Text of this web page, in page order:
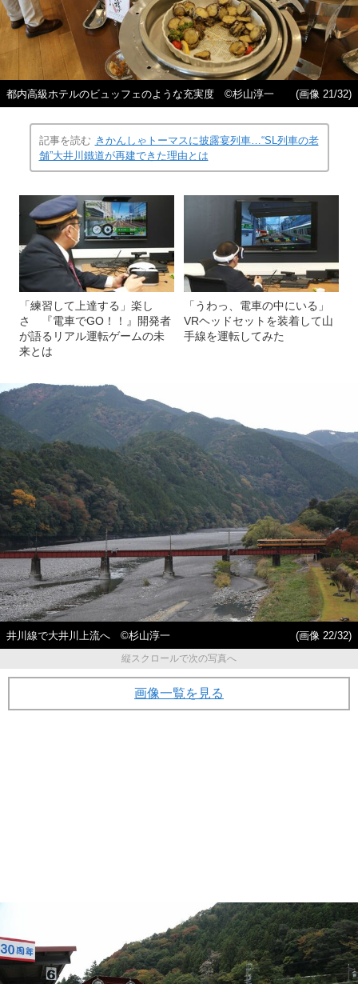
都内高級ホテルのビュッフェのような充実度 ©杉山淳一 (画像 21/32)
記事を読む きかんしゃトーマスに披露宴列車…“SL列車の老
舗”大井川鐵道が再建できた理由とは
「練習して上達する」楽し
さ 『電車でGO！！』開発者
が語るリアル運転ゲームの未
来とは
「うわっ、電車の中にいる」
VRヘッドセットを装着して山
手線を運転してみた
井川線で大井川上流へ ©杉山淳一
(画像 22/32)
縦スクロールで次の写真へ
画像一覧を見る